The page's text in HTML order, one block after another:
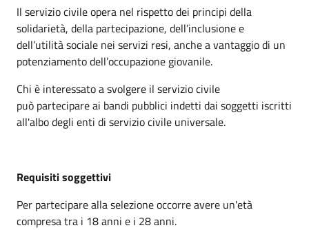
Il servizio civile opera nel rispetto dei principi della
solidarietà, della partecipazione, dell’inclusione e
dell’utilità sociale nei servizi resi, anche a vantaggio di un
potenziamento dell’occupazione giovanile.
Chi è interessato a svolgere il servizio civile
può partecipare ai bandi pubblici indetti dai soggetti iscritti
all'albo degli enti di servizio civile universale.
Requisiti soggettivi
Per partecipare alla selezione occorre avere un'età
compresa tra i 18 anni e i 28 anni.